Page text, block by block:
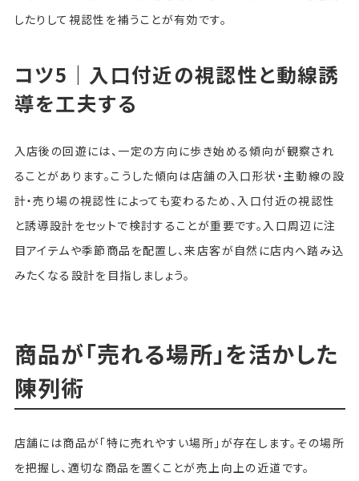
したりして視認性を補うことが有効です。
コツ5｜入口付近の視認性と動線誘
導を工夫する
入店後の回遊には、一定の方向に歩き始める傾向が観察され
ることがあります。こうした傾向は店舗の入口形状・主動線の設
計・売り場の視認性によっても変わるため、入口付近の視認性
と誘導設計をセットで検討することが重要です。入口周辺に注
目アイテムや季節商品を配置し、来店客が自然に店内へ踏み込
みたくなる設計を目指しましょう。
商品が「売れる場所」を活かした
陳列術
店舗には商品が「特に売れやすい場所」が存在します。その場所
を把握し、適切な商品を置くことが売上向上の近道です。